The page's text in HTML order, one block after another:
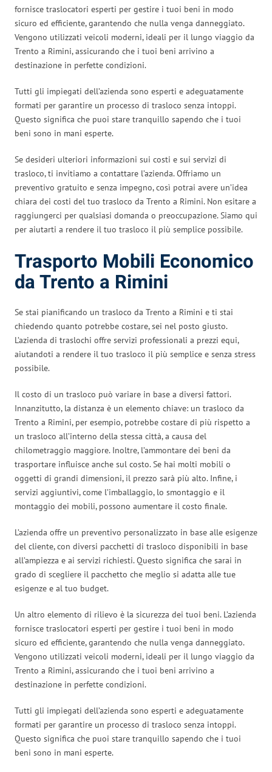
fornisce traslocatori esperti per gestire i tuoi beni in modo
sicuro ed efficiente, garantendo che nulla venga danneggiato.
Vengono utilizzati veicoli moderni, ideali per il lungo viaggio da
Trento a Rimini, assicurando che i tuoi beni arrivino a
destinazione in perfette condizioni.
Tutti gli impiegati dell’azienda sono esperti e adeguatamente
formati per garantire un processo di trasloco senza intoppi.
Questo significa che puoi stare tranquillo sapendo che i tuoi
beni sono in mani esperte.
Se desideri ulteriori informazioni sui costi e sui servizi di
trasloco, ti invitiamo a contattare l’azienda. Offriamo un
preventivo gratuito e senza impegno, così potrai avere un’idea
chiara dei costi del tuo trasloco da Trento a Rimini. Non esitare a
raggiungerci per qualsiasi domanda o preoccupazione. Siamo qui
per aiutarti a rendere il tuo trasloco il più semplice possibile.
Trasporto Mobili Economico
da Trento a Rimini
Se stai pianificando un trasloco da Trento a Rimini e ti stai
chiedendo quanto potrebbe costare, sei nel posto giusto.
L’azienda di traslochi offre servizi professionali a prezzi equi,
aiutandoti a rendere il tuo trasloco il più semplice e senza stress
possibile.
Il costo di un trasloco può variare in base a diversi fattori.
Innanzitutto, la distanza è un elemento chiave: un trasloco da
Trento a Rimini, per esempio, potrebbe costare di più rispetto a
un trasloco all’interno della stessa città, a causa del
chilometraggio maggiore. Inoltre, l’ammontare dei beni da
trasportare influisce anche sul costo. Se hai molti mobili o
oggetti di grandi dimensioni, il prezzo sarà più alto. Infine, i
servizi aggiuntivi, come l’imballaggio, lo smontaggio e il
montaggio dei mobili, possono aumentare il costo finale.
L’azienda offre un preventivo personalizzato in base alle esigenze
del cliente, con diversi pacchetti di trasloco disponibili in base
all’ampiezza e ai servizi richiesti. Questo significa che sarai in
grado di scegliere il pacchetto che meglio si adatta alle tue
esigenze e al tuo budget.
Un altro elemento di rilievo è la sicurezza dei tuoi beni. L’azienda
fornisce traslocatori esperti per gestire i tuoi beni in modo
sicuro ed efficiente, garantendo che nulla venga danneggiato.
Vengono utilizzati veicoli moderni, ideali per il lungo viaggio da
Trento a Rimini, assicurando che i tuoi beni arrivino a
destinazione in perfette condizioni.
Tutti gli impiegati dell’azienda sono esperti e adeguatamente
formati per garantire un processo di trasloco senza intoppi.
Questo significa che puoi stare tranquillo sapendo che i tuoi
beni sono in mani esperte.